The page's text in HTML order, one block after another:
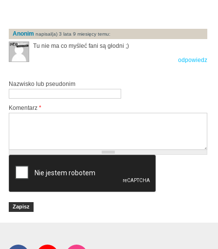
Anonim napisal(a) 3 lata 9 miesięcy temu:
Tu nie ma co myśleć fani są głodni ;)
odpowiedz
Nazwisko lub pseudonim
Komentarz *